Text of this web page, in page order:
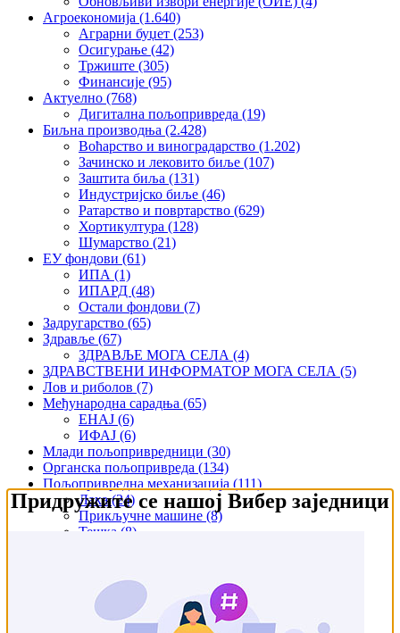
Агроекономија (1.640)
Аграрни буџет (253)
Осигурање (42)
Тржиште (305)
Финансије (95)
Актуелно (768)
Дигитална пољопривреда (19)
Биљна производња (2.428)
Воћарство и виноградарство (1.202)
Зачинско и лековито биље (107)
Заштита биља (131)
Индустријско биље (46)
Ратарство и повртарство (629)
Хортикултура (128)
Шумарство (21)
ЕУ фондови (61)
ИПА (1)
ИПАРД (48)
Остали фондови (7)
Задругарство (65)
Здравље (67)
ЗДРАВЉЕ МОГА СЕЛА (4)
ЗДРАВСТВЕНИ ИНФОРМАТОР МОГА СЕЛА (5)
Лов и риболов (7)
Међународна сарадња (65)
ЕНАЈ (6)
ИФАЈ (6)
Млади пољопривредници (30)
Органска пољопривреда (134)
Пољопривредна механизација (111)
Лака(24)
Прикључне машине (8)
Тешка (8)
Награде и признања
(19)
Национална конференција(5)
Рекордери
Регенеративнаа пољопривреда
(7)
Придружите се нашој Вибер заједници